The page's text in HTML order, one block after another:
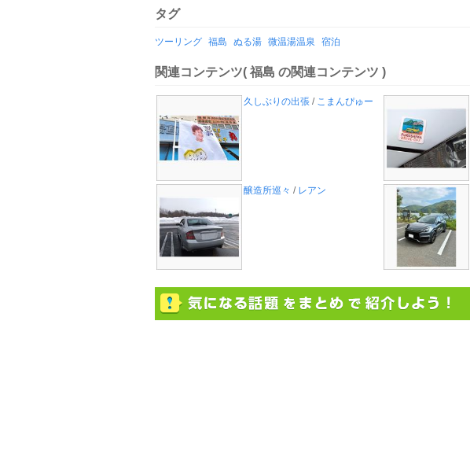
タグ
ツーリング 福島 ぬる湯 微温湯温泉 宿泊
関連コンテンツ( 福島 の関連コンテンツ )
久しぶりの出張 / こまんぴゅー
醸造所巡々 / レアン